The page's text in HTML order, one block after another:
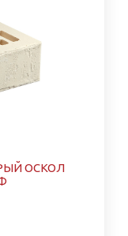
ОСКОЛ